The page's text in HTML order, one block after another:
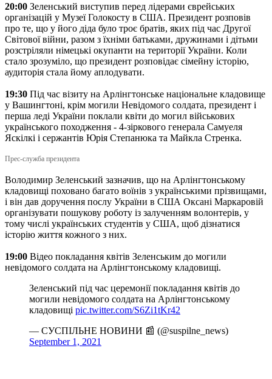
20:00 Зеленський виступив перед лідерами єврейських
організацій у Музеї Голокосту в США. Президент розповів
про те, що у його діда було троє братів, яких під час Другої
Світової війни, разом з їхніми батьками, дружинами і дітьми
розстріляли німецькі окупанти на території України. Коли
стало зрозуміло, що президент розповідає сімейну історію,
аудиторія стала йому аплодувати.
19:30 Під час візиту на Арлінгтонське національне кладовище
у Вашингтоні, крім могили Невідомого солдата, президент і
перша леді України поклали квіти до могил військових
українського походження - 4-зіркового генерала Самуеля
Яскілкі і сержантів Юрія Степанюка та Майкла Стренка.
Прес-служба президента
Володимир Зеленський зазначив, що на Арлінгтонському
кладовищі поховано багато воїнів з українськими прізвищами,
і він дав доручення послу України в США Оксані Маркаровій
організувати пошукову роботу із залученням волонтерів, у
тому числі українських студентів у США, щоб дізнатися
історію життя кожного з них.
19:00 Відео покладання квітів Зеленським до могили
невідомого солдата на Арлінгтонському кладовищі.
Зеленський під час церемонії покладання квітів до
могили невідомого солдата на Арлінгтонському
кладовищі pic.twitter.com/S6Zi1tKr42
— СУСПІЛЬНЕ НОВИНИ 📰 (@suspilne_news)
September 1, 2021